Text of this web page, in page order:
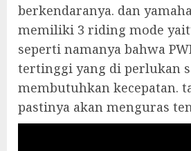
berkendaranya. dan
memiliki 3 riding mode yaitu
seperti namanya bahwa
tertinggi yang di perlukan
membutuhkan kecepatan.
pastinya akan menguras